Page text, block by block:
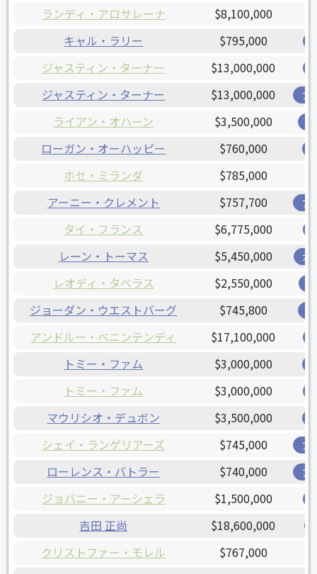
ランディ・アロサレーナ
$8,100,000
キャル・ラリー
$795,000
ジャスティン・ターナー $13,000,000
ジャスティン・ターナー $13,000,000 ブ
ライアン・オハーン $3,500,000
ローガン・オーハッピー $760,000
ホセ・ミランダ $785,000
アーニー・クレメント $757,700 ブ
タイ・フランス $6,775,000
レーン・トーマス $5,450,000 ガ
レオディ・タベラス $2,550,000
ジョーダン・ウエストバーグ $745,800
アンドルー・ベニンテンディ $17,100,000
トミー・ファム $3,000,000
トミー・ファム $3,000,000
マウリシオ・デュボン $3,500,000
シェイ・ランゲリアーズ $745,000 ア
ローレンス・バトラー $740,000 ア
ジョバニー・アーシェラ $1,500,000
吉田 正尚 $18,600,000
クリストファー・モレル
$767,000